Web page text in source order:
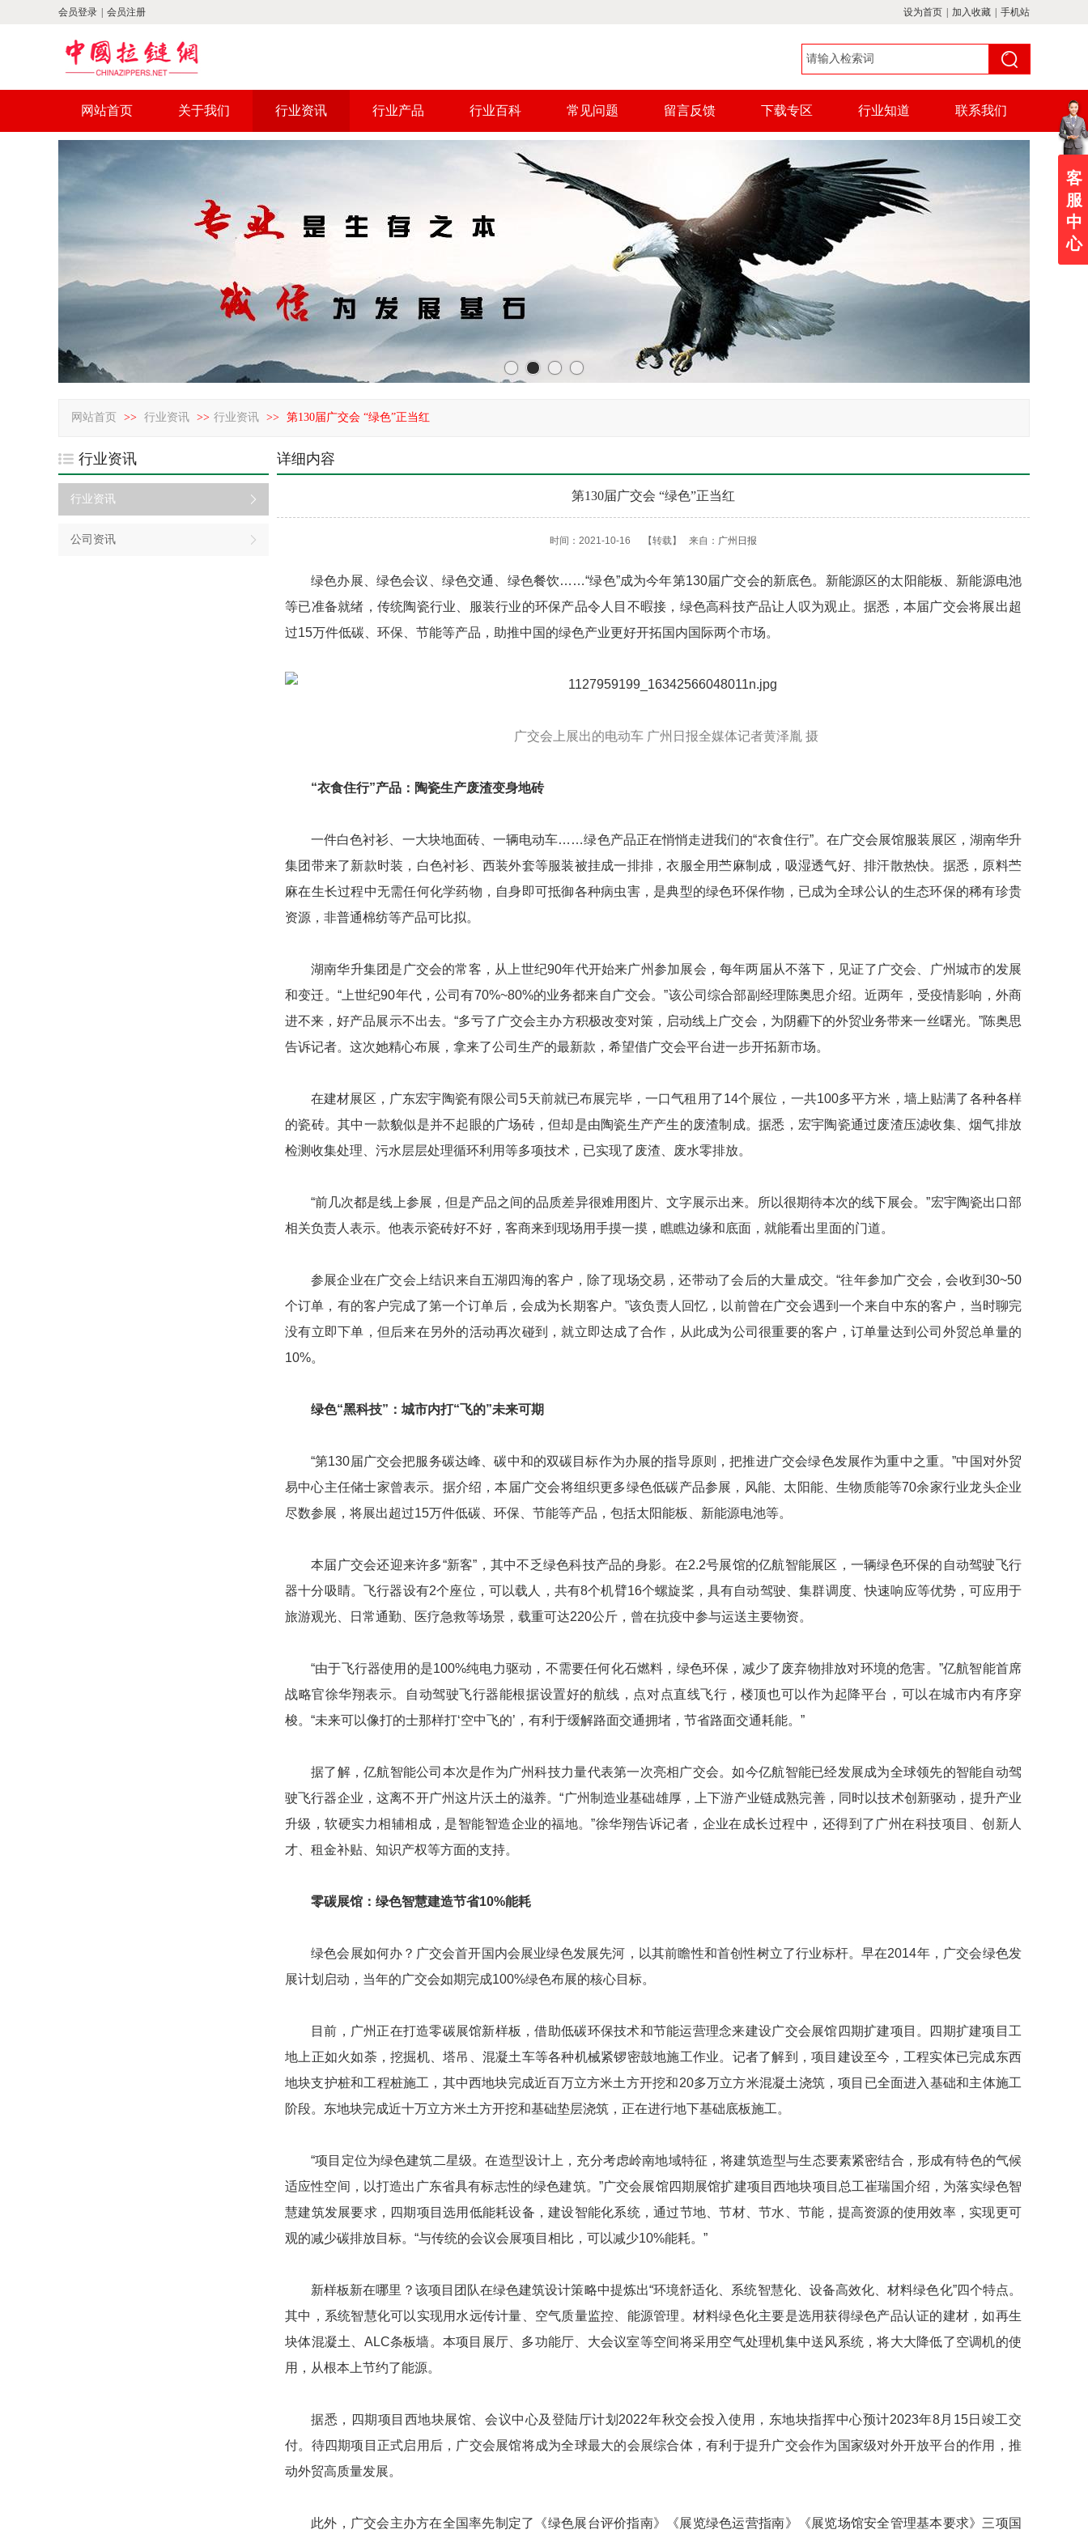
会员登录 会员注册 设为首页 加入收藏 手机站
网站首页 关于我们 行业资讯 行业产品 行业百科 常见问题 留言反馈 下载专区 行业知道 联系我们
网站首页 >> 行业资讯 >> 行业资讯 >> 第130届广交会 “绿色”正当红
行业资讯
行业资讯
公司资讯
详细内容
第130届广交会 “绿色”正当红
时间：2021-10-16 【转载】 来自： 广州日报
绿色办展、绿色会议、绿色交通、绿色餐饮……“绿色”成为今年第130届广交会的新底色。新能源区的太阳能板、新能源电池
等已准备就绪，传统陶瓷行业、服装行业的环保产品令人目不暇接，绿色高科技产品让人叹为观止。据悉，本届广交会将展出超
过15万件低碳、环保、节能等产品，助推中国的绿色产业更好开拓国内国际两个市场。
广交会上展出的电动车 广州日报全媒体记者黄泽胤 摄
“衣食住行”产品： 陶瓷生产废渣变身地砖
一件白色衬衫、一大块地面砖、一辆电动车……绿色产品正在悄悄走进我们的“衣食住行”。在广交会展馆服装展区，湖南华升
集团带来了新款时装，白色衬衫、西装外套等服装被挂成一排排，衣服全用苎麻制成，吸湿透气好、排汗散热快。据悉，原料苎
麻在生长过程中无需任何化学药物，自身即可抵御各种病虫害，是典型的绿色环保作物，已成为全球公认的生态环保的稀有珍贵
资源，非普通棉纺等产品可比拟。
湖南华升集团是广交会的常客，从上世纪90年代开始来广州参加展会，每年两届从不落下，见证了广交会、广州城市的发展
和变迁。“上世纪90年代，公司有70%~80%的业务都来自广交会。”该公司综合部副经理陈奥思介绍。近两年，受疫情影响，外商
进不来，好产品展示不出去。“多亏了广交会主办方积极改变对策，启动线上广交会，为阴霾下的外贸业务带来一丝曙光。”陈奥思
告诉记者。这次她精心布展，拿来了公司生产的最新款，希望借广交会平台进一步开拓新市场。
在建材展区，广东宏宇陶瓷有限公司5天前就已布展完毕，一口气租用了14个展位，一共100多平方米，墙上贴满了各种各样
的瓷砖。其中一款貌似是并不起眼的广场砖，但却是由陶瓷生产产生的废渣制成。据悉，宏宇陶瓷通过废渣压滤收集、烟气排放
检测收集处理、污水层层处理循环利用等多项技术，已实现了废渣、废水零排放。
“前几次都是线上参展，但是产品之间的品质差异很难用图片、文字展示出来。所以很期待本次的线下展会。”宏宇陶瓷出口部
相关负责人表示。他表示瓷砖好不好，客商来到现场用手摸一摸，瞧瞧边缘和底面，就能看出里面的门道。
参展企业在广交会上结识来自五湖四海的客户，除了现场交易，还带动了会后的大量成交。“往年参加广交会，会收到30~50
个订单，有的客户完成了第一个订单后，会成为长期客户。”该负责人回忆，以前曾在广交会遇到一个来自中东的客户，当时聊完
没有立即下单，但后来在另外的活动再次碰到，就立即达成了合作，从此成为公司很重要的客户，订单量达到公司外贸总单量的
10%。
绿色“黑科技”： 城市内打“飞的”未来可期
“第130届广交会把服务碳达峰、碳中和的双碳目标作为办展的指导原则，把推进广交会绿色发展作为重中之重。”中国对外贸
易中心主任储士家曾表示。据介绍，本届广交会将组织更多绿色低碳产品参展，风能、太阳能、生物质能等70余家行业龙头企业
尽数参展，将展出超过15万件低碳、环保、节能等产品，包括太阳能板、新能源电池等。
本届广交会还迎来许多“新客”，其中不乏绿色科技产品的身影。在2.2号展馆的亿航智能展区，一辆绿色环保的自动驾驶飞行
器十分吸睛。飞行器设有2个座位，可以载人，共有8个机臂16个螺旋桨，具有自动驾驶、集群调度、快速响应等优势，可应用于
旅游观光、日常通勤、医疗急救等场景，载重可达220公斤，曾在抗疫中参与运送主要物资。
“由于飞行器使用的是100%纯电力驱动，不需要任何化石燃料，绿色环保，减少了废弃物排放对环境的危害。”亿航智能首席
战略官徐华翔表示。自动驾驶飞行器能根据设置好的航线，点对点直线飞行，楼顶也可以作为起降平台，可以在城市内有序穿
梭。“未来可以像打的士那样打‘空中飞的’，有利于缓解路面交通拥堵，节省路面交通耗能。”
据了解，亿航智能公司本次是作为广州科技力量代表第一次亮相广交会。如今亿航智能已经发展成为全球领先的智能自动驾
驶飞行器企业，这离不开广州这片沃土的滋养。“广州制造业基础雄厚，上下游产业链成熟完善，同时以技术创新驱动，提升产业
升级，软硬实力相辅相成，是智能智造企业的福地。”徐华翔告诉记者，企业在成长过程中，还得到了广州在科技项目、创新人
才、租金补贴、知识产权等方面的支持。
零碳展馆： 绿色智慧建造节省10%能耗
绿色会展如何办？广交会首开国内会展业绿色发展先河，以其前瞻性和首创性树立了行业标杆。早在2014年，广交会绿色发
展计划启动，当年的广交会如期完成100%绿色布展的核心目标。
目前，广州正在打造零碳展馆新样板，借助低碳环保技术和节能运营理念来建设广交会展馆四期扩建项目。四期扩建项目工
地上正如火如荼，挖掘机、塔吊、混凝土车等各种机械紧锣密鼓地施工作业。记者了解到，项目建设至今，工程实体已完成东西
地块支护桩和工程桩施工，其中西地块完成近百万立方米土方开挖和20多万立方米混凝土浇筑，项目已全面进入基础和主体施工
阶段。东地块完成近十万立方米土方开挖和基础垫层浇筑，正在进行地下基础底板施工。
“项目定位为绿色建筑二星级。在造型设计上，充分考虑岭南地域特征，将建筑造型与生态要素紧密结合，形成有特色的气候
适应性空间，以打造出广东省具有标志性的绿色建筑。”广交会展馆四期展馆扩建项目西地块项目总工崔瑞国介绍，为落实绿色智
慧建筑发展要求，四期项目选用低能耗设备，建设智能化系统，通过节地、节材、节水、节能，提高资源的使用效率，实现更可
观的减少碳排放目标。“与传统的会议会展项目相比，可以减少10%能耗。”
新样板新在哪里？该项目团队在绿色建筑设计策略中提炼出“环境舒适化、系统智慧化、设备高效化、材料绿色化”四个特点。
其中，系统智慧化可以实现用水远传计量、空气质量监控、能源管理。材料绿色化主要是选用获得绿色产品认证的建材，如再生
块体混凝土、ALC条板墙。本项目展厅、多功能厅、大会议室等空间将采用空气处理机集中送风系统，将大大降低了空调机的使
用，从根本上节约了能源。
据悉，四期项目西地块展馆、会议中心及登陆厅计划2022年秋交会投入使用，东地块指挥中心预计2023年8月15日竣工交
付。待四期项目正式启用后，广交会展馆将成为全球最大的会展综合体，有利于提升广交会作为国家级对外开放平台的作用，推
动外贸高质量发展。
此外，广交会主办方在全国率先制定了《绿色展台评价指南》《展览绿色运营指南》《展览场馆安全管理基本要求》三项国
客
服
中
心